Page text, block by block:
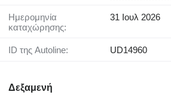
Ημερομηνία
καταχώρησης:
31 Ιουλ 2026
ID της Autoline: UD14960
Δεξαμενή